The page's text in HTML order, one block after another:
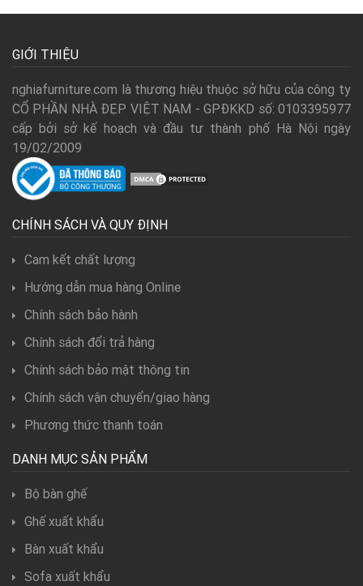
GIỚI THIỆU
nghiafurniture.com là thương hiệu thuộc sở hữu của công ty
CỔ PHẦN NHÀ ĐẸP VIỆT NAM - GPĐKKD số: 0103395977
cấp bởi sở kế hoạch và đầu tư thành phố Hà Nội ngày
19/02/2009
CHÍNH SÁCH VÀ QUY ĐỊNH
Cam kết chất lượng
Hướng dẫn mua hàng Online
Chính sách bảo hành
Chính sách đổi trả hàng
Chính sách bảo mật thông tin
Chính sách vận chuyển/giao hàng
Phương thức thanh toán
DANH MỤC SẢN PHẨM
Bộ bàn ghế
Ghế xuất khẩu
Bàn xuất khẩu
Sofa xuất khẩu